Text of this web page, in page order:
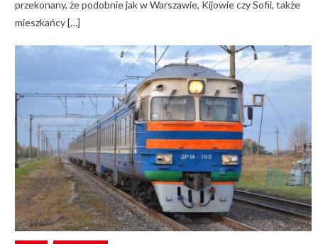
przekonany, że podobnie jak w Warszawie, Kijowie czy Sofii, także
mieszkańcy […]